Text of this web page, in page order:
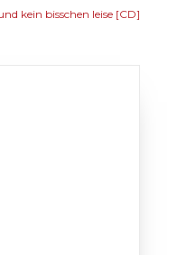
kein bisschen leise [CD]